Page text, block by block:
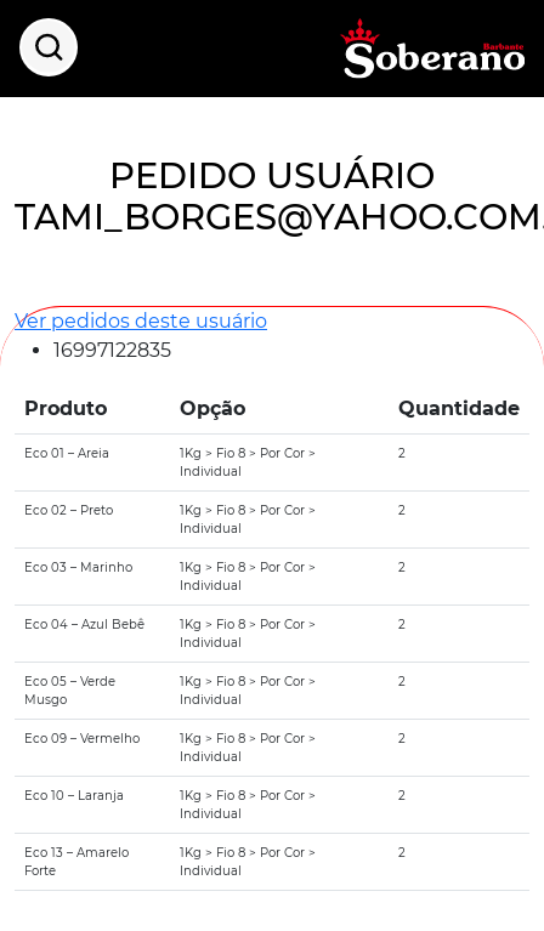
PEDIDO USUÁRIO
Ver pedidos deste usuário
16997122835
Produto Opção Quantidade
Eco 01 – Areia
1Kg > Fio 8 > Por Cor >
Individual
2
Eco 02 – Preto
1Kg > Fio 8 > Por Cor >
Individual
2
Eco 03 – Marinho
1Kg > Fio 8 > Por Cor >
Individual
2
Eco 04 – Azul Bebê
1Kg > Fio 8 > Por Cor >
Individual
2
Eco 05 – Verde
Musgo
1Kg > Fio 8 > Por Cor >
Individual
2
Eco 09 – Vermelho
1Kg > Fio 8 > Por Cor >
Individual
2
Eco 10 – Laranja
1Kg > Fio 8 > Por Cor >
Individual
2
Eco 13 – Amarelo
Forte
1Kg > Fio 8 > Por Cor >
Individual
2